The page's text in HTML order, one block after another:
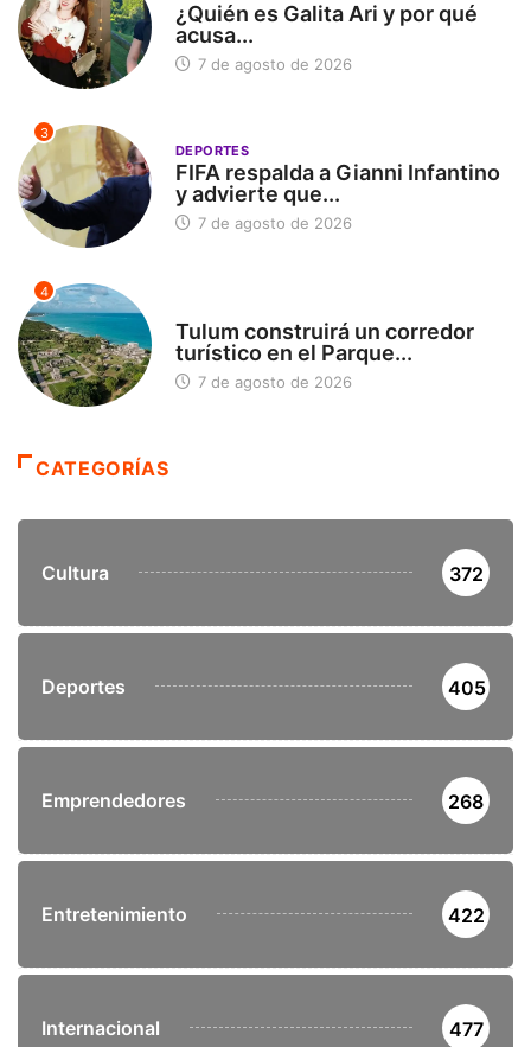
¿Quién es Galita Ari y por qué
acusa...
7 de agosto de 2026
3
DEPORTES
FIFA respalda a Gianni Infantino
y advierte que...
7 de agosto de 2026
4
Tulum construirá un corredor
turístico en el Parque...
7 de agosto de 2026
CATEGORÍAS
Cultura 372
Deportes 405
Emprendedores 268
Entretenimiento 422
Internacional 477